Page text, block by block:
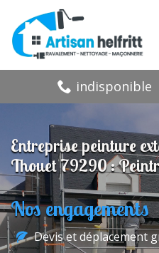
indisponible
Entreprise peinture
Thouet 79290 :
Nos engagements
Devis et déplacement